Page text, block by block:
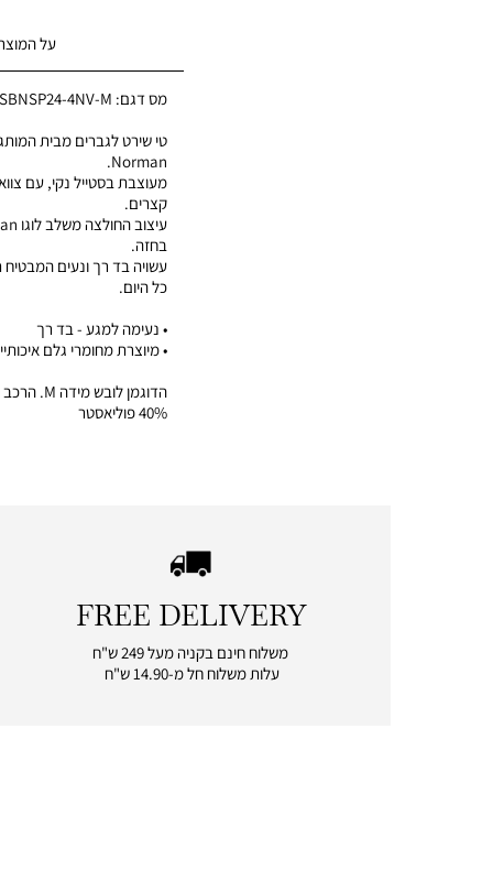
על
מס דגם: 4NV-M
Norman.
מעוצבת בסטייל נקי, עם
קצרים.
בחזה.
עשויה בד רך ונעים
כל היום.
• נעימה למגע - בד רך
• מיוצרת מחומרי גלם
40% פוליאסטר
|
free
delivery
FREE DELIVERY
משלוח חינם בקניה מעל 249 ש"ח
עלות משלוח חל מ-14.90 ש"ח